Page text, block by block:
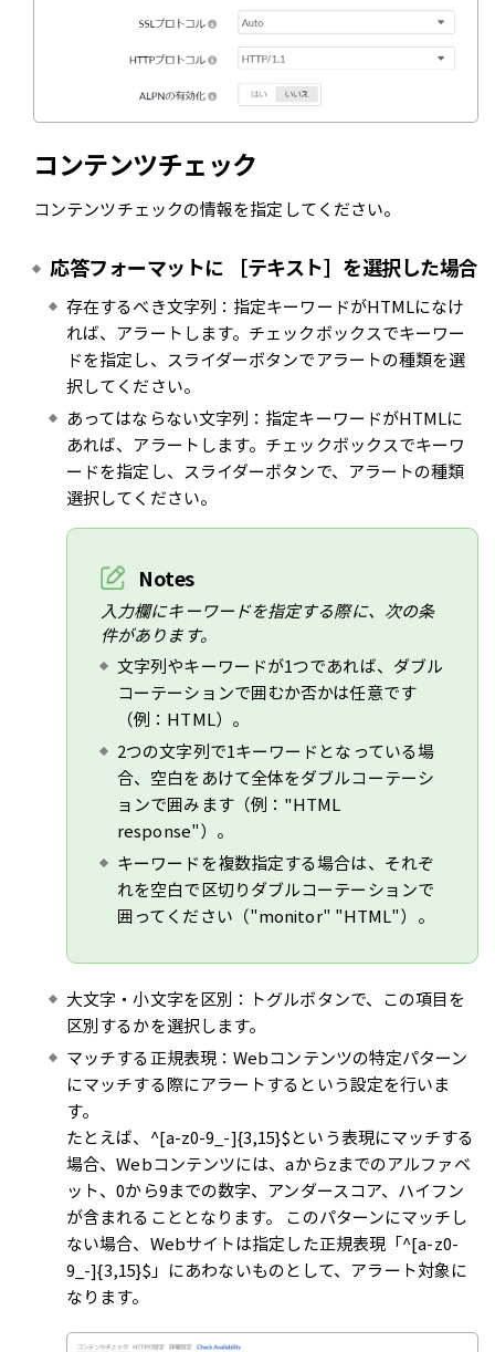
コンテンツチェック
コンテンツチェックの情報を指定してください。
応答フォーマットに ［テキスト］を選択した場合
存在するべき文字列：指定キーワードがHTMLになけ
れば、アラートします。チェックボックスでキーワー
ドを指定し、スライダーボタンでアラートの種類を選
択してください。
あってはならない文字列：指定キーワードがHTMLに
あれば、アラートします。チェックボックスでキーワ
ードを指定し、スライダーボタンで、アラートの種類
選択してください。
Notes
入力欄にキーワードを指定する際に、次の条
件があります。
文字列やキーワードが1つであれば、ダブル
コーテーションで囲むか否かは任意です
（例：HTML）。
2つの文字列で1キーワードとなっている場
合、空白をあけて全体をダブルコーテーシ
ョンで囲みます（例："HTML
response"）。
キーワードを複数指定する場合は、それぞ
れを空白で区切りダブルコーテーションで
囲ってください（"monitor" "HTML"）。
大文字・小文字を区別：トグルボタンで、この項目を
区別するかを選択します。
マッチする正規表現：Webコンテンツの特定パターン
にマッチする際にアラートするという設定を行いま
す。
たとえば、^[a-z0-9_-]{3,15}$という表現にマッチする
場合、Webコンテンツには、aからzまでのアルファベ
ット、0から9までの数字、アンダースコア、ハイフン
が含まれることとなります。 このパターンにマッチし
ない場合、Webサイトは指定した正規表現「^[a-z0-
9_-]{3,15}$」にあわないものとして、アラート対象に
なります。